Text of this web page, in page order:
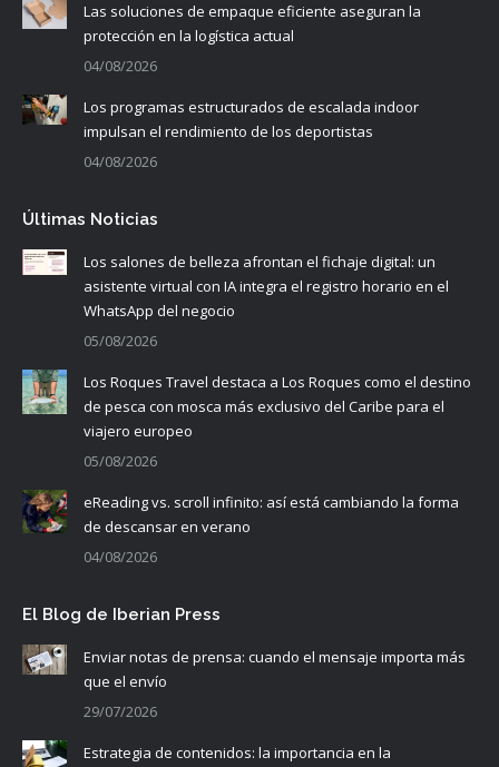
Las soluciones de empaque eficiente aseguran la
protección en la logística actual
04/08/2026
Los programas estructurados de escalada indoor
impulsan el rendimiento de los deportistas
04/08/2026
Últimas Noticias
Los salones de belleza afrontan el fichaje digital: un
asistente virtual con IA integra el registro horario en el
WhatsApp del negocio
05/08/2026
Los Roques Travel destaca a Los Roques como el destino
de pesca con mosca más exclusivo del Caribe para el
viajero europeo
05/08/2026
eReading vs. scroll infinito: así está cambiando la forma
de descansar en verano
04/08/2026
El Blog de Iberian Press
Enviar notas de prensa: cuando el mensaje importa más
que el envío
29/07/2026
Estrategia de contenidos: la importancia en la